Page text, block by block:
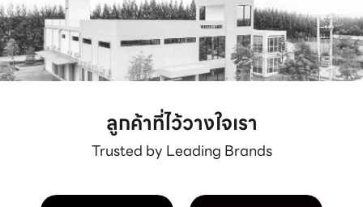
ลูกค้าที่ไว้วางใจเรา
Trusted by Leading Brands